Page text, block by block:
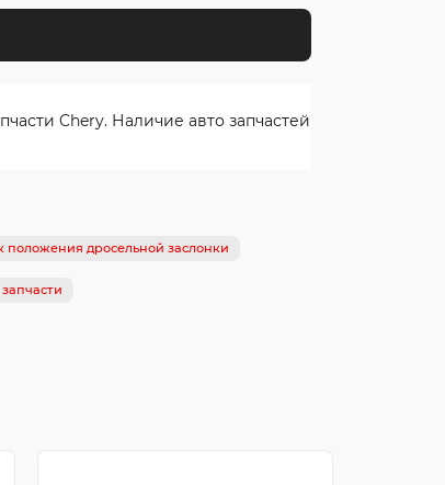
Chery. Наличие авто запчастей
положения дросельной заслонки